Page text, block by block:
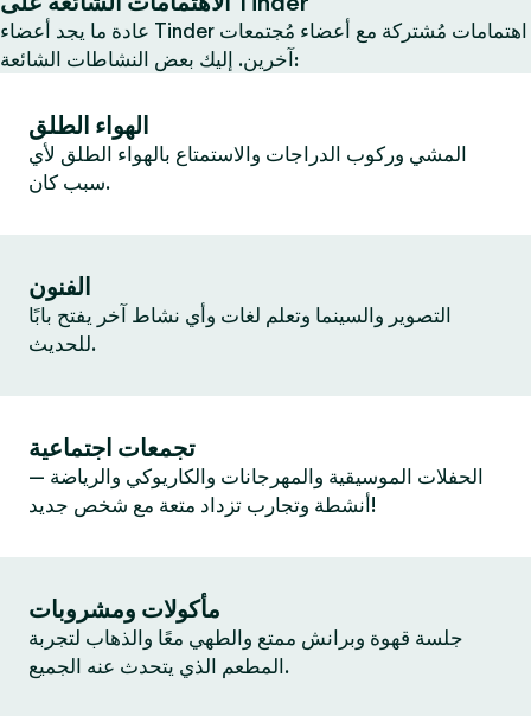
عادة ما يجد أعضاء Tinder اهتمامات مُشتركة مع أعضاء مُجتمعات
آخرين. إليك بعض النشاطات الشائعة:
الهواء الطلق
المشي وركوب الدراجات والاستمتاع بالهواء الطلق لأي
سبب كان.
الفنون
التصوير والسينما وتعلم لغات وأي نشاط آخر يفتح بابًا
للحديث.
تجمعات اجتماعية
الحفلات الموسيقية والمهرجانات والكاريوكي والرياضة —
أنشطة وتجارب تزداد متعة مع شخص جديد!
مأكولات ومشروبات
جلسة قهوة وبرانش ممتع والطهي معًا والذهاب لتجربة
المطعم الذي يتحدث عنه الجميع.